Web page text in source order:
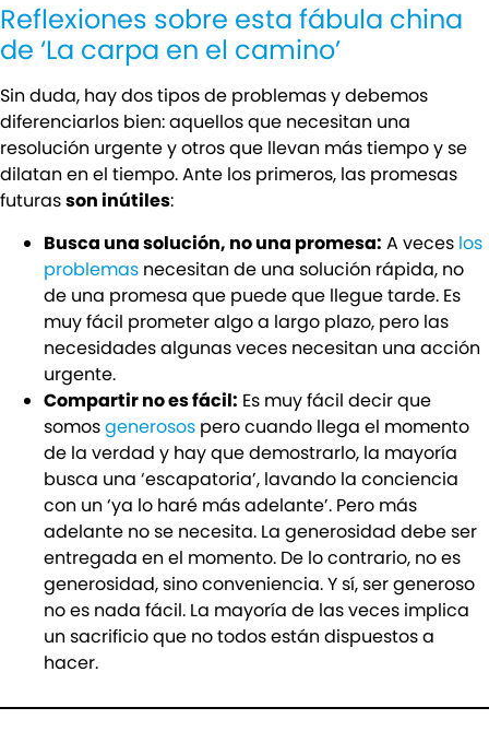
Reflexiones sobre esta fábula china
de ‘La carpa en el camino’
Sin duda, hay dos tipos de problemas y debemos
diferenciarlos bien: aquellos que necesitan una
resolución urgente y otros que llevan más tiempo y se
dilatan en el tiempo. Ante los primeros, las promesas
futurasson inútiles:
Busca una solución, no una promesa: A veces los
problemas necesitan de una solución rápida, no
de una promesa que puede que llegue tarde. Es
muy fácil prometer algo a largo plazo, pero las
necesidades algunas veces necesitan una acción
urgente.
Compartir no es fácil: Es muy fácil decir que
somosgenerosos pero cuando llega el momento
de la verdad y hay que demostrarlo, la mayoría
busca una ‘escapatoria’, lavando la conciencia
con un ‘ya lo haré más adelante’. Pero más
adelante no se necesita. La generosidad debe ser
entregada en el momento. De lo contrario, no es
generosidad, sino conveniencia. Y sí, ser generoso
no es nada fácil. La mayoría de las veces implica
un sacrificio que no todos están dispuestos a
hacer.